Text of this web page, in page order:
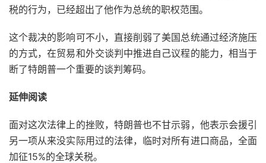
税的行为，已经超出了他作为总统的职权范围。
这个裁决的影响可不小，直接削弱了美国总统通过经济施压
的方式，在贸易和外交谈判中推进自己议程的能力，相当于
断了特朗普一个重要的谈判筹码。
延伸阅读
面对这次法律上的挫败，特朗普也不甘示弱，他表示会援引
另一项从来没实际用过的法律，临时对所有进口商品，全面
加征15%的全球关税。